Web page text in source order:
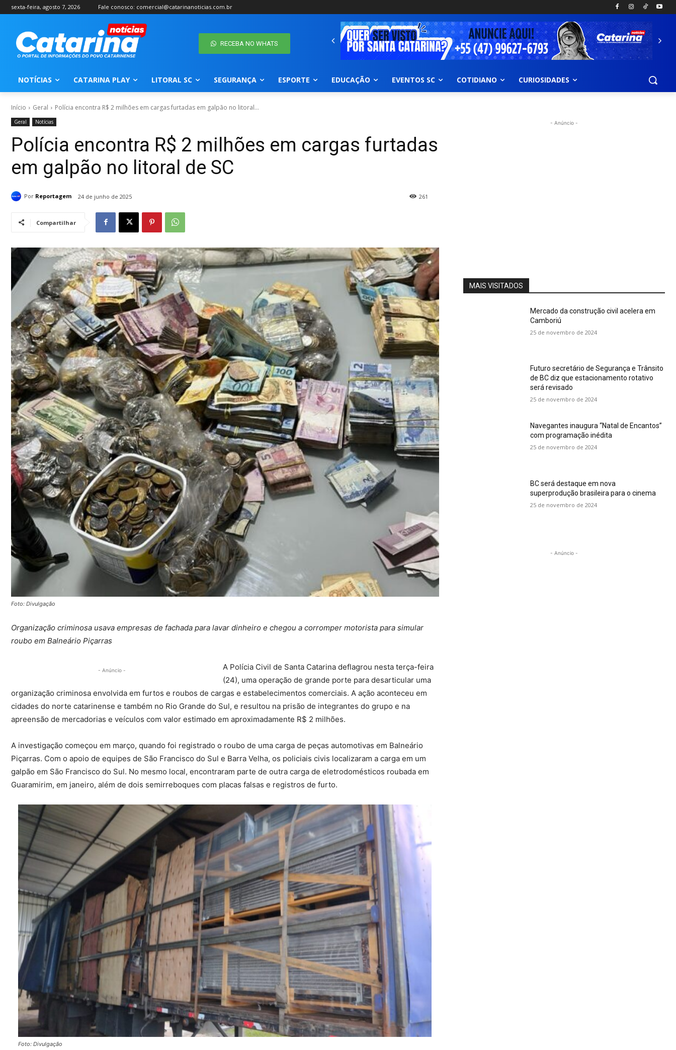
sexta-feira, agosto 7, 2026 Fale conosco: comercial@catarinanoticias.com.br
RECEBA NO WHATS
NOTÍCIAS CATARINA PLAY LITORAL SC SEGURANÇA ESPORTE EDUCAÇÃO EVENTOS SC COTIDIANO CURIOSIDADES
Início Geral Polícia encontra R$ 2 milhões em cargas furtadas em galpão no litoral...
Geral Notícias
Polícia encontra R$ 2 milhões em cargas furtadas
em galpão no litoral de SC
Por Reportagem 24 de junho de 2025 261
Compartilhar
Foto: Divulgação
Organização criminosa usava empresas de fachada para lavar dinheiro e chegou a corromper motorista para simular
roubo em Balneário Piçarras
- Anúncio -
A Polícia Civil de Santa Catarina deflagrou nesta terça-feira
(24), uma operação de grande porte para desarticular uma
organização criminosa envolvida em furtos e roubos de cargas e estabelecimentos comerciais. A ação aconteceu em
cidades do norte catarinense e também no Rio Grande do Sul, e resultou na prisão de integrantes do grupo e na
apreensão de mercadorias e veículos com valor estimado em aproximadamente R$ 2 milhões.
A investigação começou em março, quando foi registrado o roubo de uma carga de peças automotivas em Balneário
Piçarras. Com o apoio de equipes de São Francisco do Sul e Barra Velha, os policiais civis localizaram a carga em um
galpão em São Francisco do Sul. No mesmo local, encontraram parte de outra carga de eletrodomésticos roubada em
Guaramirim, em janeiro, além de dois semirreboques com placas falsas e registros de furto.
Foto: Divulgação
- Anúncio -
MAIS VISITADOS
Mercado da construção civil acelera em
Camboriú
25 de novembro de 2024
Futuro secretário de Segurança e Trânsito
de BC diz que estacionamento rotativo
será revisado
25 de novembro de 2024
Navegantes inaugura “Natal de Encantos”
com programação inédita
25 de novembro de 2024
BC será destaque em nova
superprodução brasileira para o cinema
25 de novembro de 2024
- Anúncio -